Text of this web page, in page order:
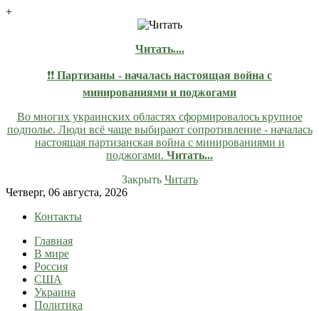
+
Читать....
❗❗ Партизаны - началась настоящая война с
минированиями и поджогами
Во многих украинских областях сформировалось крупное
подполье. Люди всё чаще выбирают сопротивление - началась
настоящая партизанская война с минированиями и
поджогами. Читать...
Закрыть Читать
Skip
content
Четверг, 06 августа, 2026
Контакты
lentaruss
lentaruss — Новости
Главная
В мире
Россия
США
Украина
Политика